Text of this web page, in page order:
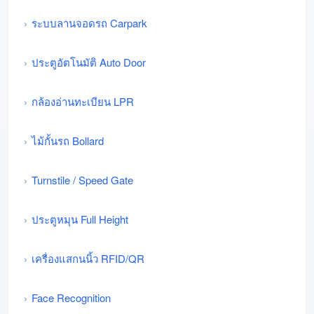
ระบบลานจอดรถ Carpark
ประตูอัตโนมัติ Auto Door
กล้องอ่านทะเบียน LPR
ไม้กั้นรถ Bollard
Turnstile / Speed Gate
ประตูหมุน Full Height
เครื่องแสกนนิ้ว RFID/QR
Face Recognition